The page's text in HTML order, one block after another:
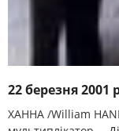
22 березня
ХАННА /William